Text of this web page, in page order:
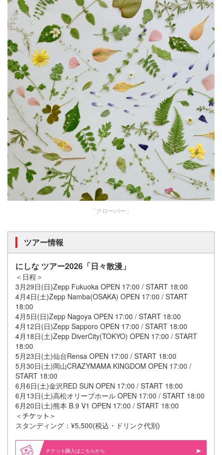
「クローバー」
ツアー情報
にしな ツアー2026「日々散漫」
＜日程＞
3⽉29⽇(⽇)Zepp Fukuoka OPEN 17:00 / START 18:00
4⽉4⽇(⼟)Zepp Namba(OSAKA) OPEN 17:00 / START
18:00
4⽉5⽇(⽇)Zepp Nagoya OPEN 17:00 / START 18:00
4⽉12⽇(⽇)Zepp Sapporo OPEN 17:00 / START 18:00
4⽉18⽇(⼟)Zepp DiverCity(TOKYO) OPEN 17:00 / START
18:00
5⽉23⽇(⼟)仙台Rensa OPEN 17:00 / START 18:00
5⽉30⽇(⼟)岡⼭CRAZYMAMA KINGDOM OPEN 17:00 /
START 18:00
6⽉6⽇(⼟)⾦沢RED SUN OPEN 17:00 / START 18:00
6⽉13⽇(⼟)⾼松オリーブホール OPEN 17:00 / START 18:00
6⽉20⽇(⼟)熊本 B.9 V1 OPEN 17:00 / START 18:00
＜
＞
スタンディング：¥5,500(税込・ドリンク代別)
購入はこちらから